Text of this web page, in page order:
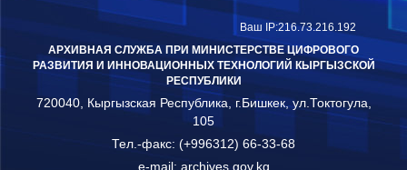
Ваш IP:216.73.216.192
АРХИВНАЯ СЛУЖБА ПРИ МИНИСТЕРСТВЕ ЦИФРОВОГО
РАЗВИТИЯ И ИННОВАЦИОННЫХ ТЕХНОЛОГИЙ КЫРГЫЗСКОЙ
РЕСПУБЛИКИ
720040, Кыргызская Республика, г.Бишкек, ул.Токтогула,
105
Тел.-факс: (+996312) 66-33-68
e-mail: archives.gov.kg